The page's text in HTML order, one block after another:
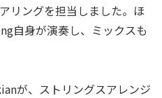
リングを担当しました。ほ
自身が演奏し、ミックスも
が、ストリングスアレンジ